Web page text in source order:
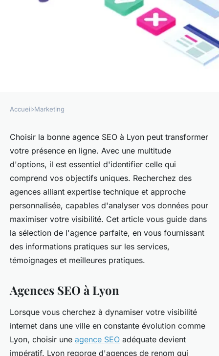
Trouvez l'agence SEO idéale à
Lyon pour propulser votre site
Clara•7 avril 2025•3 min de lecture
Accueil›Marketing
Choisir la bonne agence SEO à Lyon peut transformer
votre présence en ligne. Avec une multitude
d'options, il est essentiel d'identifier celle qui
comprend vos objectifs uniques. Recherchez des
agences alliant expertise technique et approche
personnalisée, capables d'analyser vos données pour
maximiser votre visibilité. Cet article vous guide dans
la sélection de l'agence parfaite, en vous fournissant
des informations pratiques sur les services,
témoignages et meilleures pratiques.
Agences SEO à Lyon
Lorsque vous cherchez à dynamiser votre visibilité
internet dans une ville en constante évolution comme
Lyon, choisir une agence SEO adéquate devient
impératif. Lyon regorge d'agences de renom qui